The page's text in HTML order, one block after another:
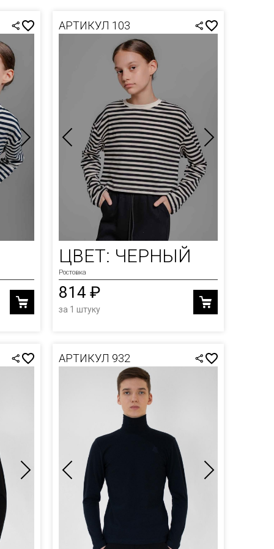
АРТИКУЛ 103
ЦВЕТ: ЧЕРНЫЙ
Ростовка
814 ₽
за 1 штуку
АРТИКУЛ 932